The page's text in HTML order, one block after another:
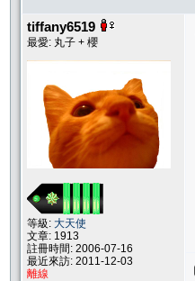
tiffany6519
最愛: 丸子 + 櫻
等級: 大天使
文章: 1913
註冊時間: 2006-07-16
最近來訪: 2011-12-03
離線